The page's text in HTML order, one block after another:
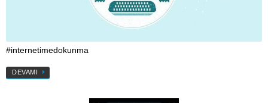
#internetimedokunma
DEVAMI